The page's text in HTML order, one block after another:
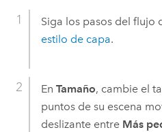
Siga los pasos del flujo
estilo de capa.
En Tamaño, cambie el
puntos de su escena
deslizante entre Más